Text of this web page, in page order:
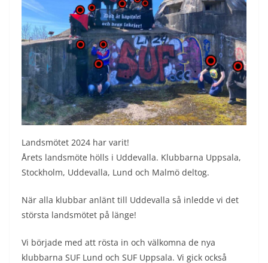
Landsmötet 2024 har varit!
Årets landsmöte hölls i Uddevalla. Klubbarna Uppsala,
Stockholm, Uddevalla, Lund och Malmö deltog.
När alla klubbar anlänt till Uddevalla så inledde vi det
största landsmötet på länge!
Vi började med att rösta in och välkomna de nya
klubbarna SUF Lund och SUF Uppsala. Vi gick också